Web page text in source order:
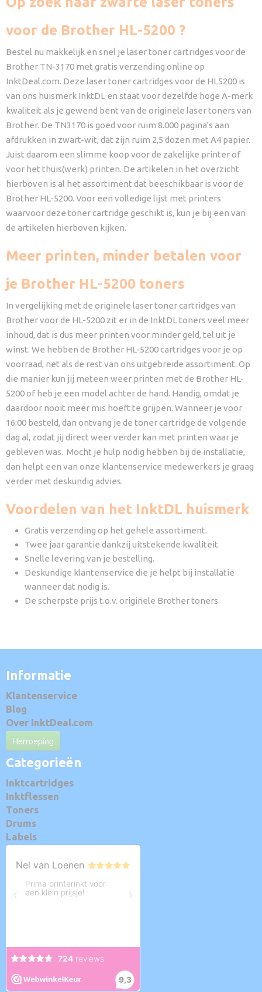
voor de Brother HL-5200 ?
Bestel nu makkelijk en snel je laser toner cartridges voor de
Brother TN-3170 met gratis verzending online op
InktDeal.com. Deze laser toner cartridges voor de HL5200 is
van ons huismerk InktDL en staat voor dezelfde hoge A-merk
kwaliteit als je gewend bent van de originele laser toners van
Brother. De TN3170 is goed voor ruim 8.000 pagina's aan
afdrukken in zwart-wit, dat zijn ruim 2,5 dozen met A4 papier.
Juist daarom een slimme koop voor de zakelijke printer of
voor het thuis(werk) printen. De artikelen in het overzicht
hierboven is al het assortiment dat beeschikbaar is voor de
Brother HL-5200. Voor een volledige lijst met printers
waarvoor deze toner cartridge geschikt is, kun je bij een van
de artikelen hierboven kijken.
Meer printen, minder betalen voor
je Brother HL-5200 toners
In vergelijking met de originele laser toner cartridges van
Brother voor de HL-5200 zit er in de InktDL toners veel meer
inhoud, dat is dus meer printen voor minder geld, tel uit je
winst. We hebben de Brother HL-5200 cartridges voor je op
voorraad, net als de rest van ons uitgebreide assortiment. Op
die manier kun jij meteen weer printen met de Brother HL-
5200 of heb je een model achter de hand. Handig, omdat je
daardoor nooit meer mis hoeft te grijpen. Wanneer je voor
16:00 besteld, dan ontvang je de toner cartridge de volgende
dag al, zodat jij direct weer verder kan met printen waar je
gebleven was. Mocht je hulp nodig hebben bij de installatie,
dan helpt een van onze klantenservice medewerkers je graag
verder met deskundig advies.
Voordelen van het InktDL huismerk
Gratis verzending op het gehele assortiment.
Twee jaar garantie dankzij uitstekende kwaliteit.
Snelle levering van je bestelling.
Deskundige klantenservice die je helpt bij installatie
wanneer dat nodig is.
De scherpste prijs t.o.v. originele Brother toners.
Informatie
Klantenservice
Blog
Over InktDeal.com
Herroeping
Categorieën
Inktcartridges
Inktflessen
Toners
Drums
Labels